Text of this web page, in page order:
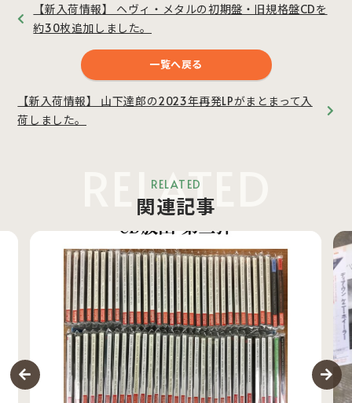
【新入荷情報】 ヘヴィ・メタルの初期盤・旧規格盤CDを
約30枚追加しました。
一覧へ戻る
【新入荷情報】 山下達郎の2023年再発LPがまとまって入
荷しました。
RELATED
RELATED
関連記事